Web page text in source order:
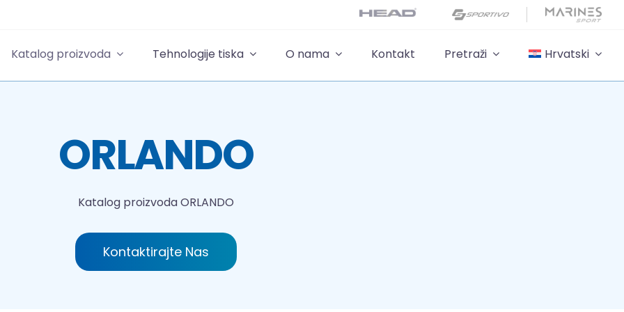
Katalog proizvoda Tehnologije tiska O nama Kontakt Pretraži Hrvatski
ORLANDO
Katalog proizvodaORLANDO
Kontaktirajte Nas